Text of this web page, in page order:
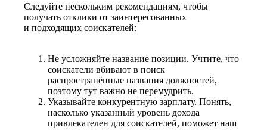
Следуйте нескольким рекомендациям, чтобы
получать отклики от заинтересованных
и подходящих соискателей:
Не усложняйте название позиции. Учтите, что
соискатели вбивают в поиск
распространённые названия должностей,
поэтому тут важно не перемудрить.
Указывайте конкурентную зарплату. Понять,
насколько указанный уровень дохода
привлекателен для соискателей, поможет наш